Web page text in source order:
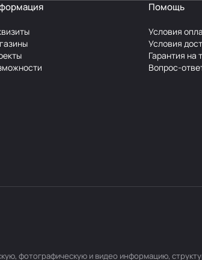
Помощь
Условия
Условия
Гарантия на
Вопрос-
фотографическую и видео информацию,